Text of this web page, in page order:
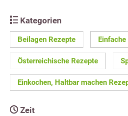
Kategorien
Beilagen Rezepte
Österreichische Rezepte
Einkochen, Haltbar machen
Zeit